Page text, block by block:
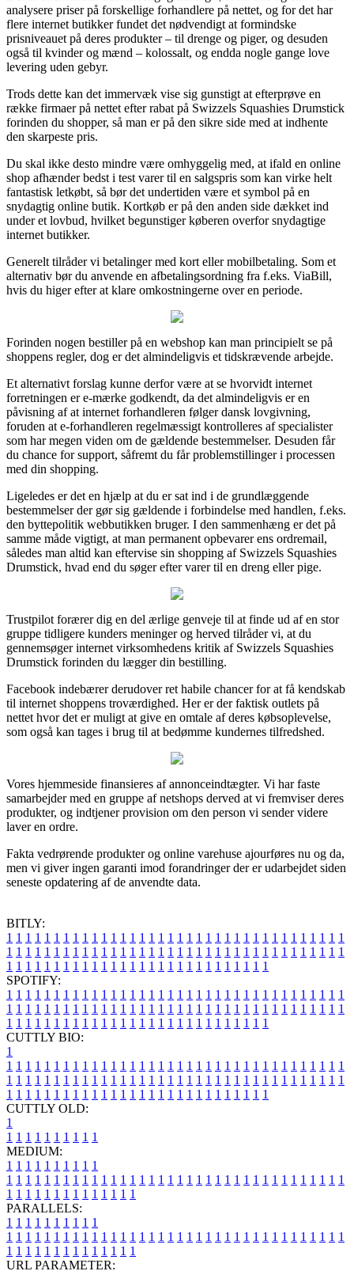
analysere priser på forskellige forhandlere på nettet, og for det har
flere internet butikker fundet det nødvendigt at formindske
prisniveauet på deres produkter – til drenge og piger, og desuden
også til kvinder og mænd – kolossalt, og endda nogle gange love
levering uden gebyr.
Trods dette kan det immervæk vise sig gunstigt at efterprøve en
række firmaer på nettet efter rabat på Swizzels Squashies Drumstick
forinden du shopper, så man er på den sikre side med at indhente
den skarpeste pris.
Du skal ikke desto mindre være omhyggelig med, at ifald en online
shop afhænder bedst i test varer til en salgspris som kan virke helt
fantastisk letkøbt, så bør det undertiden være et symbol på en
snydagtig online butik. Kortkøb er på den anden side dækket ind
under et lovbud, hvilket begunstiger køberen overfor snydagtige
internet butikker.
Generelt tilråder vi betalinger med kort eller mobilbetaling. Som et
alternativ bør du anvende en afbetalingsordning fra f.eks. ViaBill,
hvis du higer efter at klare omkostningerne over en periode.
Forinden nogen bestiller på en webshop kan man principielt se på
shoppens regler, dog er det almindeligvis et tidskrævende arbejde.
Et alternativt forslag kunne derfor være at se hvorvidt internet
forretningen er e-mærke godkendt, da det almindeligvis er en
påvisning af at internet forhandleren følger dansk lovgivning,
foruden at e-forhandleren regelmæssigt kontrolleres af specialister
som har megen viden om de gældende bestemmelser. Desuden får
du chance for support, såfremt du får problemstillinger i processen
med din shopping.
Ligeledes er det en hjælp at du er sat ind i de grundlæggende
bestemmelser der gør sig gældende i forbindelse med handlen, f.eks.
den byttepolitik webbutikken bruger. I den sammenhæng er det på
samme måde vigtigt, at man permanent opbevarer ens ordremail,
således man altid kan eftervise sin shopping af Swizzels Squashies
Drumstick, hvad end du søger efter varer til en dreng eller pige.
Trustpilot forærer dig en del ærlige genveje til at finde ud af en stor
gruppe tidligere kunders meninger og herved tilråder vi, at du
gennemsøger internet virksomhedens kritik af Swizzels Squashies
Drumstick forinden du lægger din bestilling.
Facebook indebærer derudover ret habile chancer for at få kendskab
til internet shoppens troværdighed. Her er der faktisk outlets på
nettet hvor det er muligt at give en omtale af deres købsoplevelse,
som også kan tages i brug til at bedømme kundernes tilfredshed.
Vores hjemmeside finansieres af annonceindtægter. Vi har faste
samarbejder med en gruppe af netshops derved at vi fremviser deres
produkter, og indtjener provision om den person vi sender videre
laver en ordre.
Fakta vedrørende produkter og online varehuse ajourføres nu og da,
men vi giver ingen garanti imod forandringer der er udarbejdet siden
seneste opdatering af de anvendte data.
BITLY:
1 1 1 1 1 1 1 1 1 1 1 1 1 1 1 1 1 1 1 1 1 1 1 1 1 1 1 1 1 1 1 1 1 1 1 1
1 1 1 1 1 1 1 1 1 1 1 1 1 1 1 1 1 1 1 1 1 1 1 1 1 1 1 1 1 1 1 1 1 1 1 1
1 1 1 1 1 1 1 1 1 1 1 1 1 1 1 1 1 1 1 1 1 1 1 1 1 1 1 1
SPOTIFY:
1 1 1 1 1 1 1 1 1 1 1 1 1 1 1 1 1 1 1 1 1 1 1 1 1 1 1 1 1 1 1 1 1 1 1 1
1 1 1 1 1 1 1 1 1 1 1 1 1 1 1 1 1 1 1 1 1 1 1 1 1 1 1 1 1 1 1 1 1 1 1 1
1 1 1 1 1 1 1 1 1 1 1 1 1 1 1 1 1 1 1 1 1 1 1 1 1 1 1 1
CUTTLY BIO:
1
1 1 1 1 1 1 1 1 1 1 1 1 1 1 1 1 1 1 1 1 1 1 1 1 1 1 1 1 1 1 1 1 1 1 1 1
1 1 1 1 1 1 1 1 1 1 1 1 1 1 1 1 1 1 1 1 1 1 1 1 1 1 1 1 1 1 1 1 1 1 1 1
1 1 1 1 1 1 1 1 1 1 1 1 1 1 1 1 1 1 1 1 1 1 1 1 1 1 1 1
CUTTLY OLD:
1
1 1 1 1 1 1 1 1 1 1
MEDIUM:
1 1 1 1 1 1 1 1 1 1
1 1 1 1 1 1 1 1 1 1 1 1 1 1 1 1 1 1 1 1 1 1 1 1 1 1 1 1 1 1 1 1 1 1 1 1
1 1 1 1 1 1 1 1 1 1 1 1 1 1
PARALLELS:
1 1 1 1 1 1 1 1 1 1
1 1 1 1 1 1 1 1 1 1 1 1 1 1 1 1 1 1 1 1 1 1 1 1 1 1 1 1 1 1 1 1 1 1 1 1
1 1 1 1 1 1 1 1 1 1 1 1 1 1
URL PARAMETER: